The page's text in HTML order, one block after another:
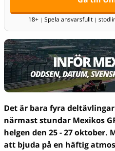
18+ | Spela ansvarsfullt |
Det är bara fyra
närmast stundar Mexikos
helgen den 25 - 27 oktober.
att bjuda på en häftig